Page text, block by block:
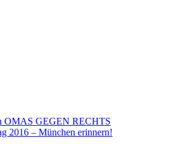
OMAS GEGEN RECHTS
2016 – München erinnern!